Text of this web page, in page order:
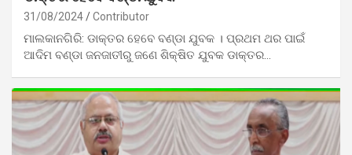
31/08/2024 Contributor
ମାଲକାନଗିରି: ଡାକ୍ତର ହେବେ ବଣ୍ଡା ଯୁବକ । ପ୍ରଥମ ଥର ପାଇଁ
ଆଦିମ ବଣ୍ଡା ଜନଜାତୀରୁ ଜଣେ ଶିକ୍ଷିତ ଯୁବକ ଡାକ୍ତର…